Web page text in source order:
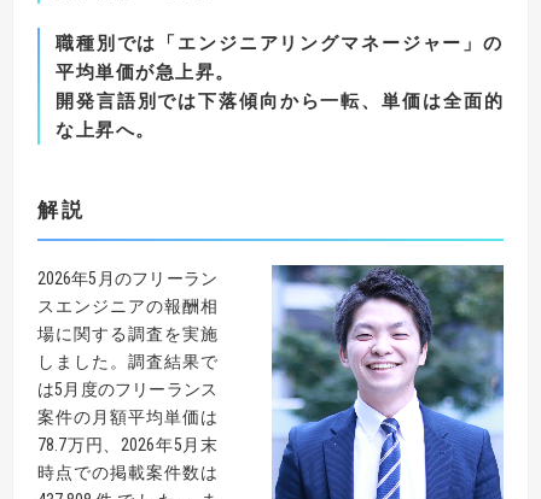
職種別では「エンジニアリングマネージャー」の
平均単価が急上昇。
開発言語別では下落傾向から一転、単価は全面的
な上昇へ。
解説
2026年5月のフリーラン
スエンジニアの報酬相
場に関する調査を実施
しました。調査結果で
は5月度のフリーランス
案件の月額平均単価は
78.7万円、2026年5月末
時点での掲載案件数は